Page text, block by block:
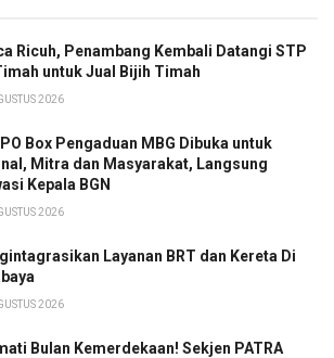
Ricuh, Penambang Kembali Datangi STP
untuk Jual Bijih Timah
2026
Box Pengaduan MBG Dibuka untuk
Mitra dan Masyarakat, Langsung
Kepala BGN
2026
Layanan BRT dan Kereta Di
2026
Bulan Kemerdekaan! Sekjen PATRA